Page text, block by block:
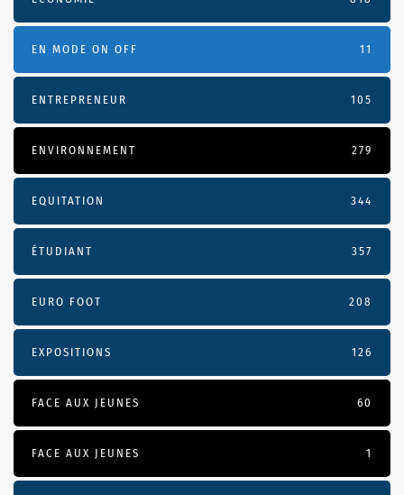
EN MODE ON OFF 11
ENTREPRENEUR 105
ENVIRONNEMENT 279
EQUITATION 344
ÉTUDIANT 357
EURO FOOT 208
EXPOSITIONS 126
FACE AUX JEUNES 60
FACE AUX JEUNES 1